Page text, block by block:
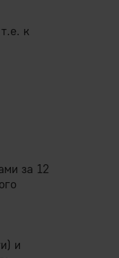
к
за 12
и